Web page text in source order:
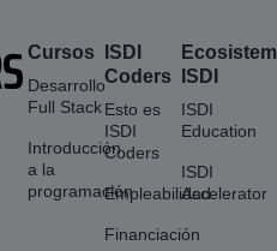
Cursos
Desarrollo
Full Stack
Introducción
a la
programación
ISDI
Coders
Esto es
ISDI
Coders
Empleabilidad
Financiación
ISDI
ISDI
Education
ISDI
Accelerator